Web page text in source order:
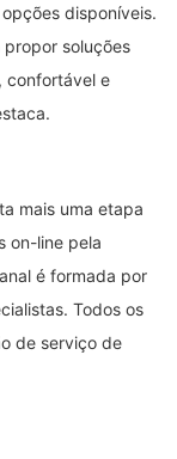
disponíveis.
soluções
confortável e
mais uma etapa
on-line pela
é formada por
Todos os
de serviço de